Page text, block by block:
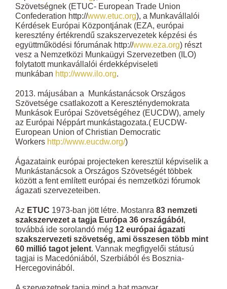
Szövetségnek (ETUC- European Trade Union
Confederation http://www.etuc.org), a Munkavállalói
Kérdések Európai Központjának (EZA, európai
keresztény értékrendű szakszervezetek képzési és
együttműködési fórumának http://www.eza.org) részt
vesz a Nemzetközi Munkaügyi Szervezetben (ILO)
folytatott munkavállalói érdekképviseleti
munkában http://www.ilo.org.
2013. májusában a Munkástanácsok Országos
Szövetsége csatlakozott a Kereszténydemokrata
Munkások Európai Szövetségéhez (EUCDW), amely
az Európai Néppárt munkástagozata.( EUCDW-
European Union of Christian Democratic
Workers http://www.eucdw.org/)
Ágazataink európai projecteken keresztül képviselik a
Munkástanácsok a Országos Szövetségét többek
között a fent említett európai és nemzetközi fórumok
ágazati szervezeteiben.
Az ETUC 1973-ban jött létre. Mostanra 83 nemzeti
szakszervezet a tagja Európa 36 országából ,
továbbá ide sorolandó még 12 európai ágazati
szakszervezeti szövetség, ami összesen több mint
60 millió tagot jelent. Vannak megfigyelői státusú
tagjai is Macedóniából, Szerbiából és Bosznia-
Hercegovinából.